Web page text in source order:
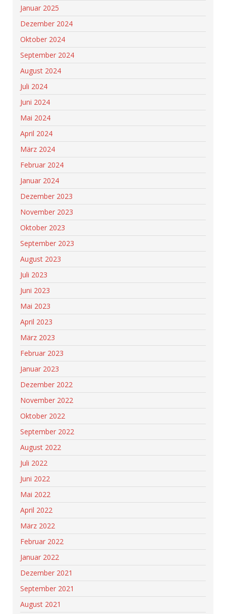
Januar 2025
Dezember 2024
Oktober 2024
September 2024
August 2024
Juli 2024
Juni 2024
Mai 2024
April 2024
März 2024
Februar 2024
Januar 2024
Dezember 2023
November 2023
Oktober 2023
September 2023
August 2023
Juli 2023
Juni 2023
Mai 2023
April 2023
März 2023
Februar 2023
Januar 2023
Dezember 2022
November 2022
Oktober 2022
September 2022
August 2022
Juli 2022
Juni 2022
Mai 2022
April 2022
März 2022
Februar 2022
Januar 2022
Dezember 2021
September 2021
August 2021